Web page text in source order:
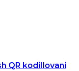
Ilovani